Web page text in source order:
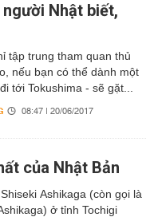
Nhật biết,
tập trung tham quan thủ
nếu bạn có thể dành một
tới Tokushima - sẽ gặt...
08:47 | 20/06/2017
của Nhật Bản
Ashikaga (còn gọi là
ở tỉnh Tochigi